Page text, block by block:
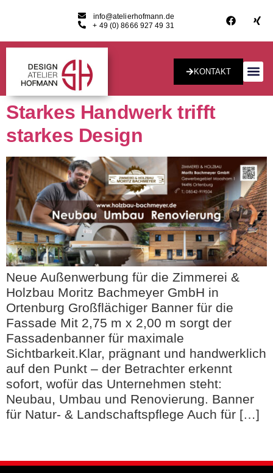
info@atelierhofmann.de
+ 49 (0) 8666 927 49 31
KONTAKT
Starkes Handwerk trifft
starkes Design
Neue Außenwerbung für die Zimmerei &
Holzbau Moritz Bachmeyer GmbH in
Ortenburg Großflächiger Banner für die
Fassade Mit 2,75 m x 2,00 m sorgt der
Fassadenbanner für maximale
Sichtbarkeit.Klar, prägnant und handwerklich
auf den Punkt – der Betrachter erkennt
sofort, wofür das Unternehmen steht:
Neubau, Umbau und Renovierung. Banner
für Natur- & Landschaftspflege Auch für […]